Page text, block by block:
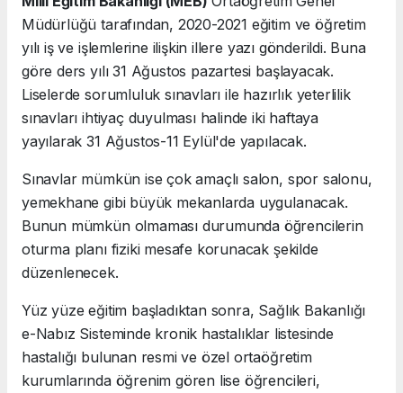
Müdürlüğü tarafından, 2020-2021 eğitim ve öğretim
yılı iş ve işlemlerine ilişkin illere yazı gönderildi. Buna
göre ders yılı 31 Ağustos pazartesi başlayacak.
Liselerde sorumluluk sınavları ile hazırlık yeterlilik
sınavları ihtiyaç duyulması halinde iki haftaya
yayılarak 31 Ağustos-11 Eylül'de yapılacak.
Sınavlar mümkün ise çok amaçlı salon, spor salonu,
yemekhane gibi büyük mekanlarda uygulanacak.
Bunun mümkün olmaması durumunda öğrencilerin
oturma planı fiziki mesafe korunacak şekilde
düzenlenecek.
Yüz yüze eğitim başladıktan sonra, Sağlık Bakanlığı
e-Nabız Sisteminde kronik hastalıklar listesinde
hastalığı bulunan resmi ve özel ortaöğretim
kurumlarında öğrenim gören lise öğrencileri,